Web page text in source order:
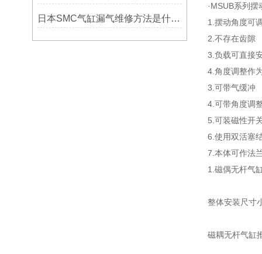
日本SMC气缸漏气维修方法是什么？
·MSUB系列摆
1.摆动角度可
2.不存在齿隙
3.负载可直接
4.角度调整作
3.可带气缓冲
4.可带角度调
5.可装磁性开
6.使用双活塞
7.本体可作法
1.磁偶无杆气
整体安装尺寸
磁耦无杆气缸